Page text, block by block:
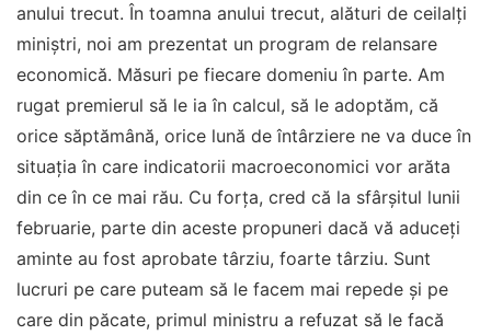
anului trecut. În toamna anului trecut, alături de ceilalţi
miniştri, noi am prezentat un program de relansare
economică. Măsuri pe fiecare domeniu în parte. Am
rugat premierul să le ia în calcul, să le adoptăm, că
orice săptămână, orice lună de întârziere ne va duce în
situaţia în care indicatorii macroeconomici vor arăta
din ce în ce mai rău. Cu forţa, cred că la sfârşitul lunii
februarie, parte din aceste propuneri dacă vă aduceţi
aminte au fost aprobate târziu, foarte târziu. Sunt
lucruri pe care puteam să le facem mai repede şi pe
care din păcate, primul ministru a refuzat să le facă